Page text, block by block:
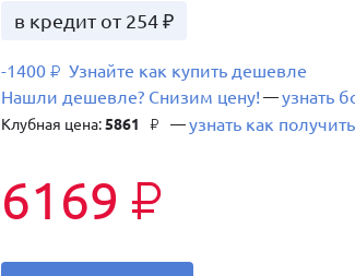
в кредит от 254 ₽
-1400 ₽ Узнайте как купить дешевле
Нашли дешевле? Снизим цену! —узнать
Клубная цена:5861 ₽ —узнать как получить
6169 ₽